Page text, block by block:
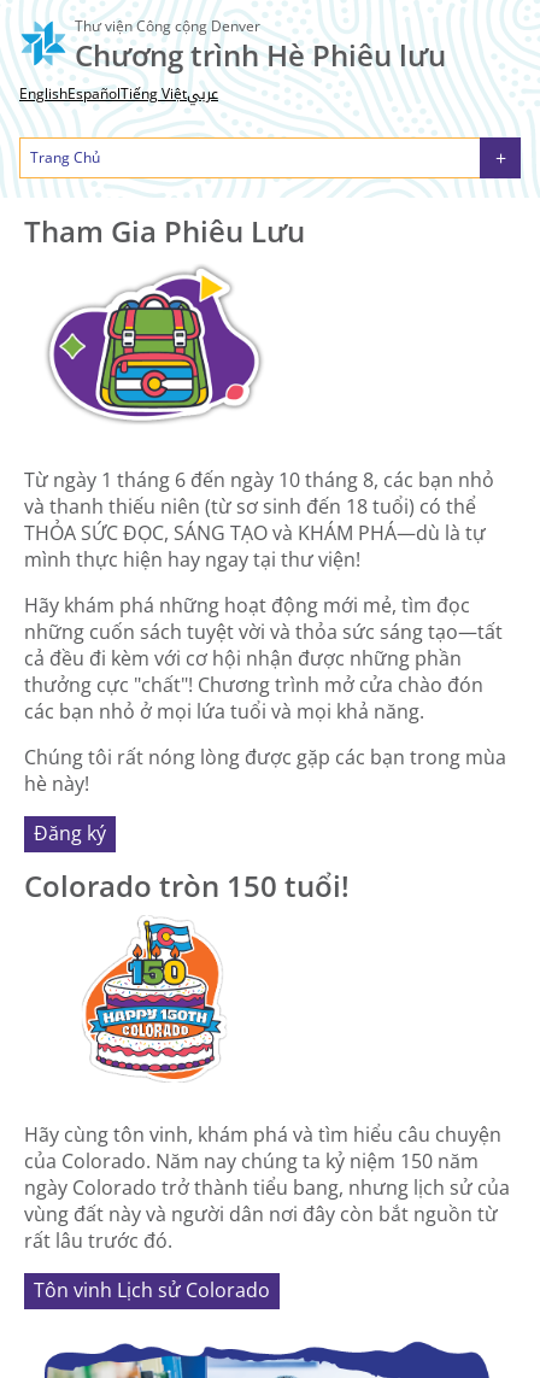
Nhảy
đến
nội
dung
Chương trình Hè Phiêu lưu
Thư viện Công cộng Denver
EnglishEspañolTiếng Việtعربي
Main
menu
Trang Chủ
Tham Gia Phiêu Lưu
Triển Lãm Sáng Chế
Sách và Nhà giáo dục
Sự kiện
Ngày Tại Sở Thú
Chúc mừng 150 năm Colorado
Tham Gia Phiêu Lưu
Từ ngày 1 tháng 6 đến ngày 10 tháng 8, các bạn nhỏ
và thanh thiếu niên (từ sơ sinh đến 18 tuổi) có thể
THỎA SỨC ĐỌC, SÁNG TẠO và KHÁM PHÁ—dù là tự
mình thực hiện hay ngay tại thư viện!
Hãy khám phá những hoạt động mới mẻ, tìm đọc
những cuốn sách tuyệt vời và thỏa sức sáng tạo—tất
cả đều đi kèm với cơ hội nhận được những phần
thưởng cực "chất"! Chương trình mở cửa chào đón
các bạn nhỏ ở mọi lứa tuổi và mọi khả năng.
Chúng tôi rất nóng lòng được gặp các bạn trong mùa
hè này!
Đăng ký
Colorado tròn 150 tuổi!
Hãy cùng tôn vinh, khám phá và tìm hiểu câu chuyện
của Colorado. Năm nay chúng ta kỷ niệm 150 năm
ngày Colorado trở thành tiểu bang, nhưng lịch sử của
vùng đất này và người dân nơi đây còn bắt nguồn từ
rất lâu trước đó.
Tôn vinh Lịch sử Colorado